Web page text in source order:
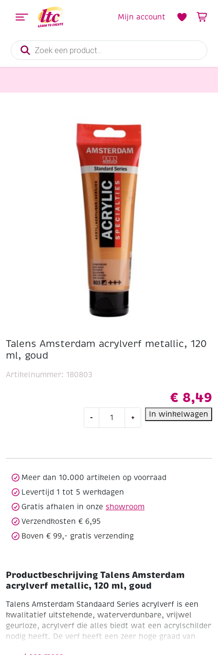
Producten
zoeken
Mijn account
Talens Amsterdam acrylverf metallic, 120
ml, goud
€ 8,49
-
Amsterdam
goud
+ In winkelwagen
Artikelnummer: 180803
Meer dan 10.000 artikelen op voorraad
Levertijd 1 tot 5 werkdagen
Gratis afhalen in onze showroom
Verzendkosten € 6,95
Boven € 99,- gratis verzending
Productbeschrijving Talens Amsterdam
acrylverf metallic, 120 ml, goud
Talens Amsterdam Standaard Series acrylverf is een
kwalitatief uitstekende, waterverdunbare, vrijwel
geurloze, acrylverf die alles biedt wat een acrylschilder
nodig heeft. De verf heeft een zeer hoge graad van